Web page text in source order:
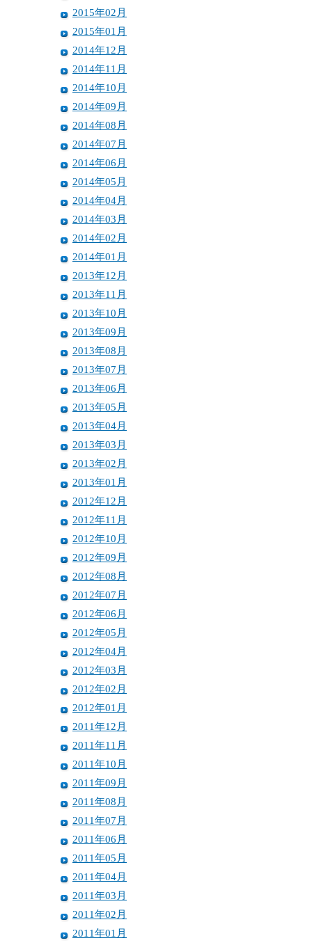
2015年02月
2015年01月
2014年12月
2014年11月
2014年10月
2014年09月
2014年08月
2014年07月
2014年06月
2014年05月
2014年04月
2014年03月
2014年02月
2014年01月
2013年12月
2013年11月
2013年10月
2013年09月
2013年08月
2013年07月
2013年06月
2013年05月
2013年04月
2013年03月
2013年02月
2013年01月
2012年12月
2012年11月
2012年10月
2012年09月
2012年08月
2012年07月
2012年06月
2012年05月
2012年04月
2012年03月
2012年02月
2012年01月
2011年12月
2011年11月
2011年10月
2011年09月
2011年08月
2011年07月
2011年06月
2011年05月
2011年04月
2011年03月
2011年02月
2011年01月